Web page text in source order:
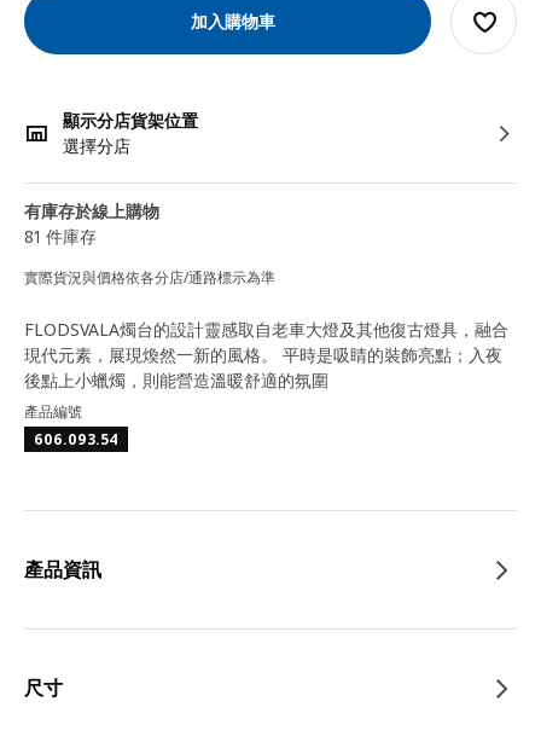
加入購物車
顯示分店貨架位置
選擇分店
有庫存於線上購物
81 件庫存
實際貨況與價格依各分店/通路標示為準
FLODSVALA燭台的設計靈感取自老車大燈及其他復古燈具，融合
現代元素，展現煥然一新的風格。 平時是吸睛的裝飾亮點；入夜
後點上小蠟燭，則能營造溫暖舒適的氛圍
產品編號
606.093.54
產品資訊
尺寸